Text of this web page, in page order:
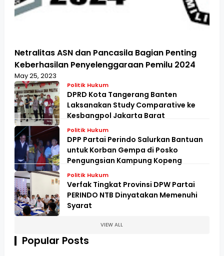
Netralitas ASN dan Pancasila Bagian Penting
Keberhasilan Penyelenggaraan Pemilu 2024
May 25, 2023
Politik Hukum
DPRD Kota Tangerang Banten
Laksanakan Study Comparative ke
Kesbangpol Jakarta Barat
Politik Hukum
DPP Partai Perindo Salurkan Bantuan
untuk Korban Gempa di Posko
Pengungsian Kampung Kopeng
Politik Hukum
Verfak Tingkat Provinsi DPW Partai
PERINDO NTB Dinyatakan Memenuhi
Syarat
VIEW ALL
Popular Posts